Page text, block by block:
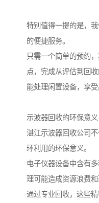
特别值得一提的是，
的便捷服务。
只需一个简单的预约
点，完成从评估到回
能处理闲置设备，享
示波器回收的环保意
湛江示波器回收公司
环利用的环保意义。
电子仪器设备中含有
理可能造成资源浪费和
通过专业回收，这些